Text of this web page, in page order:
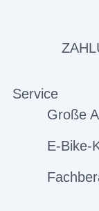
Service
Große
E-Bike-